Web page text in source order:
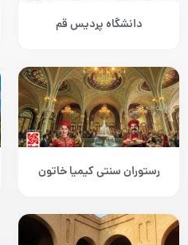
دانشگاه پردیس قم
رستوران سنتی کیمیا خاتون